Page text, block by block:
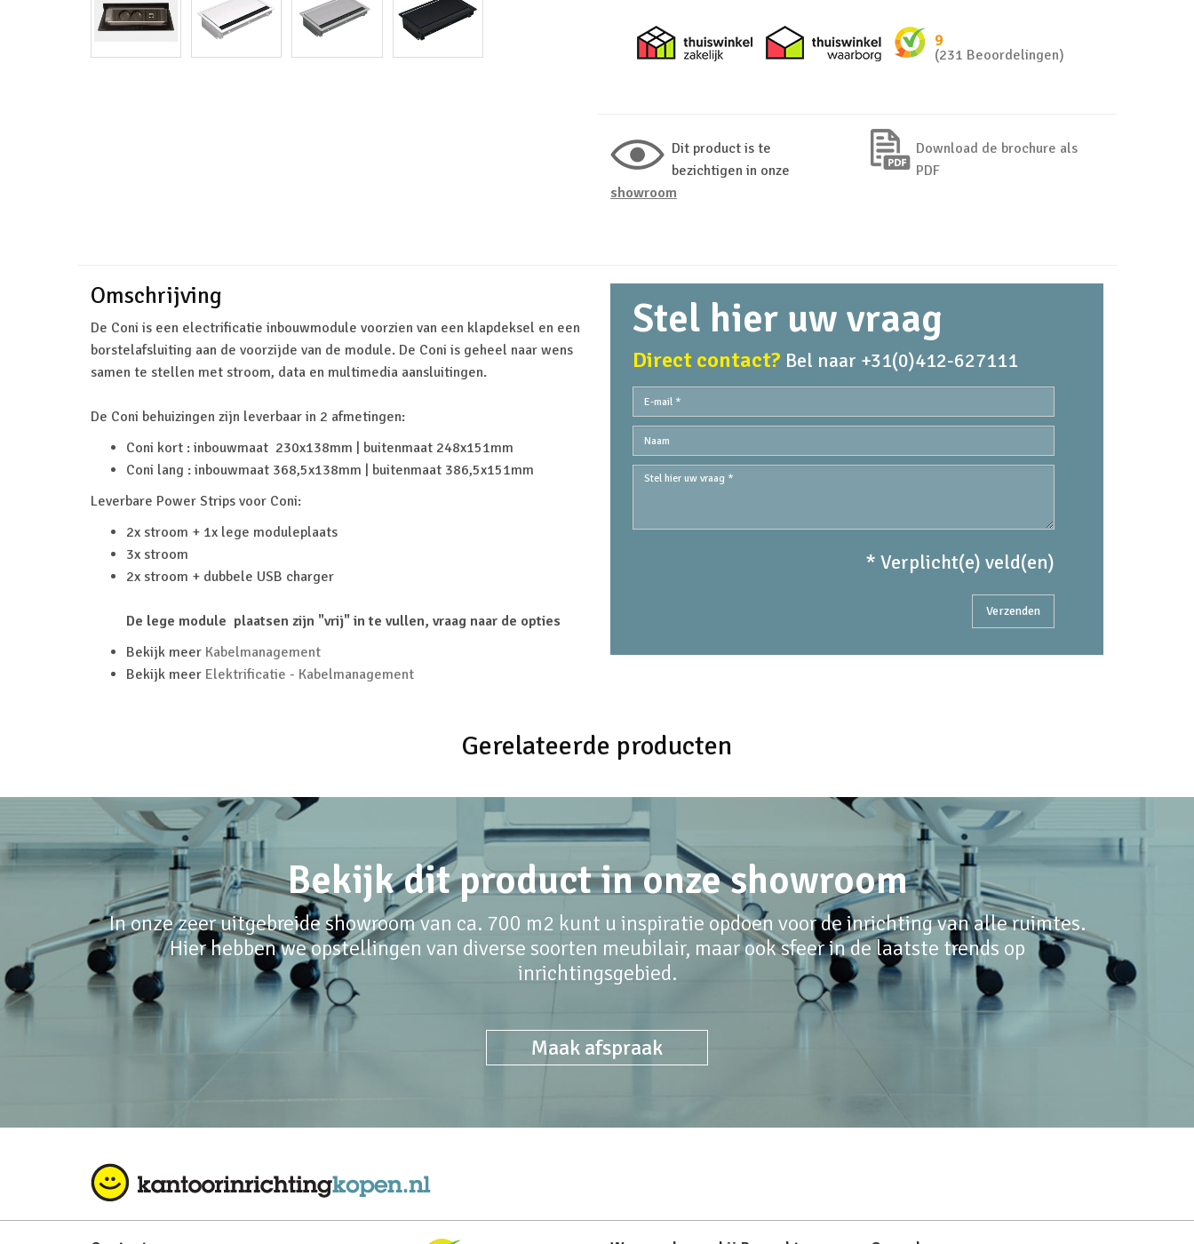
Thuiswinkel zakelijk Thuiswinkel waarborg
9
(231 Beoordelingen)
Dit product is te
bezichtigen in onze
showroom
Download de brochure als
PDF
Omschrijving
De Coni is een electrificatie inbouwmodule voorzien van een klapdeksel en een
borstelafsluiting aan de voorzijde van de module. De Coni is geheel naar wens
samen te stellen met stroom, data en multimedia aansluitingen.
De Coni behuizingen zijn leverbaar in 2 afmetingen:
Coni kort : inbouwmaat 230x138mm | buitenmaat 248x151mm
Coni lang : inbouwmaat 368,5x138mm | buitenmaat 386,5x151mm
Leverbare Power Strips voor Coni:
2x stroom + 1x lege moduleplaats
3x stroom
2x stroom + dubbele USB charger
De lege module plaatsen zijn "vrij" in te vullen, vraag naar de opties
Bekijk meer Kabelmanagement
Bekijk meer Elektrificatie - Kabelmanagement
Stel hier uw vraag
Direct contact? Bel naar +31(0)412-627111
* Verplicht(e) veld(en)
Gerelateerde producten
Bekijk dit product in onze showroom
In onze zeer uitgebreide showroom van ca. 700 m2 kunt u inspiratie opdoen voor de inrichting van alle ruimtes.
Hier hebben we opstellingen van diverse soorten meubilair, maar ook sfeer in de laatste trends op
inrichtingsgebied.
Maak afspraak